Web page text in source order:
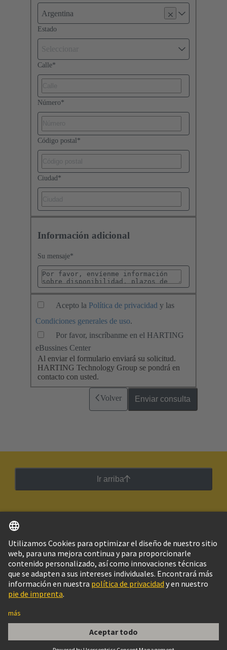
Argentina
Estado
Calle*
Número*
Código postal *
Ciudad *
Información adicional
Su mensaje*
Acepto la Política de privacidad y las
Condiciones generales de uso.
Por favor, inscríbanme en el HARTING
eBussines Center
Al enviar el formulario enviará su solicitud.
HARTING Technology Group se pondrá en
contacto con usted.
Volver Enviar consulta
Ir arriba
Argentina Español
© Grupo Tecnológico HARTING
Configuración de cookies